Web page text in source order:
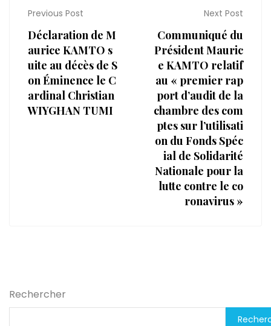
Previous Post
Déclaration de M
aurice KAMTO s
uite au décès de S
on Éminence le C
ardinal Christian
WIYGHAN TUMI
Next Post
Communiqué du
Président Mauric
e KAMTO relatif
au « premier rap
port d’audit de la
chambre des com
ptes sur l’utilisati
on du Fonds Spéc
ial de Solidarité
Nationale pour la
lutte contre le co
ronavirus »
Rechercher